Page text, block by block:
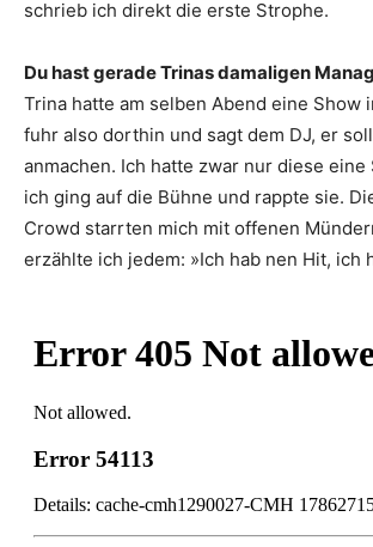
schrieb ich direkt die erste Strophe.
Du hast gerade Trinas damaligen
Trina hatte am selben Abend eine Show
fuhr also dorthin und sagt dem DJ, er
anmachen. Ich hatte zwar nur diese eine
ich ging auf die Bühne und rappte sie.
Crowd starrten mich mit offenen
erzählte ich jedem: »Ich hab nen Hit, ich